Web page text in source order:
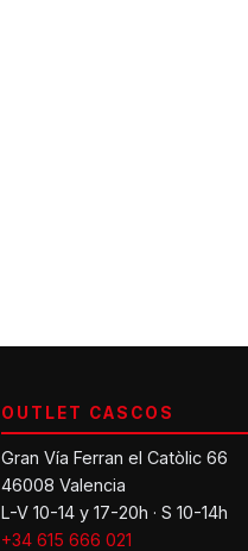
OUTLET CASCOS
Gran Vía Ferran el Catòlic 66
46008 Valencia
L-V 10-14 y 17-20h · S 10-14h
+34 615 666 021